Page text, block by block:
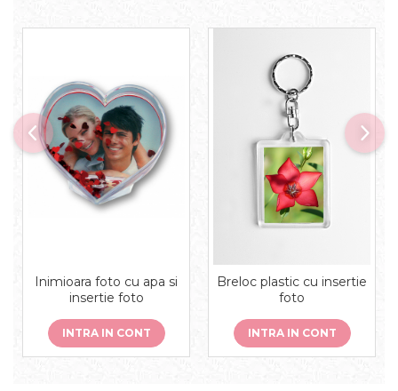
Inimioara foto cu apa si
insertie foto
INTRA IN CONT
Breloc plastic cu insertie
foto
INTRA IN CONT